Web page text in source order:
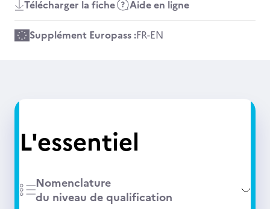
Télécharger la fiche Aide en ligne
Supplément Europass :FR-EN
L'essentiel
Nomenclature
du niveau de qualification